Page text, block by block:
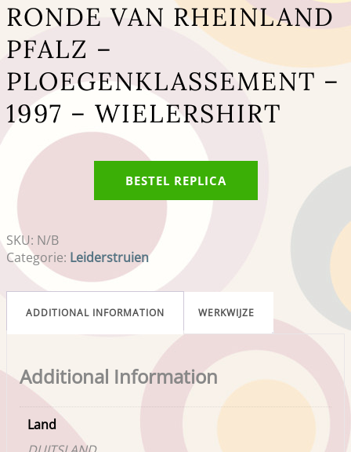
RONDE VAN RHEINLAND
PFALZ –
PLOEGENKLASSEMENT –
1997 – WIELERSHIRT
BESTEL REPLICA
SKU: N/B
Categorie: Leiderstruien
ADDITIONAL INFORMATION WERKWIJZE
Additional Information
Land